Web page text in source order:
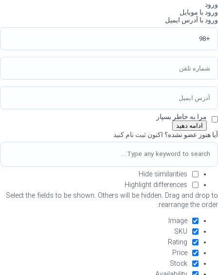
ورود
ورود با موبایل
ورود با آدرس ایمیل
مرا به خاطر بسپار
ادامه دهید
آیا هنوز عضو نشده؟ اکنون ثبت نام کنید
Hide similarities
Highlight differences
Select the fields to be shown. Others will be hidden. Drag and drop to
rearrange the order.
Image
SKU
Rating
Price
Stock